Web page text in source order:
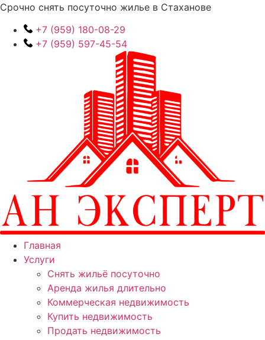
Перейти
содержимому
Срочно снять посуточно жилье в Стаханове
+7 (959) 180-08-29
+7 (959) 597-45-54
Главная
Услуги
Снять жильё посуточно
Аренда жилья длительно
Коммерческая недвижимость
Купить недвижимость
Продать недвижимость